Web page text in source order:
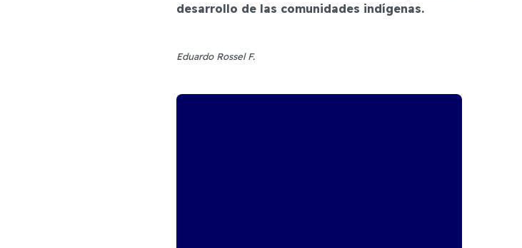
desarrollo de las comunidades indígenas.
Eduardo Rossel F.